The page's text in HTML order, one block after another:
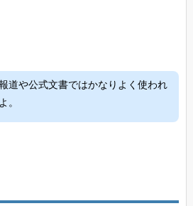
道や公式文書ではかなりよく使われ
。